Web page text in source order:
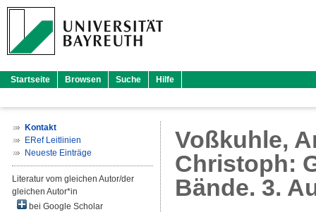
Startseite Browsen Suche Hilfe
Kontakt
ERef Leitlinien
Neueste Einträge
Literatur vom gleichen Autor/der
gleichen Autor*in
bei Google Scholar
Voßkuhle,
Christoph:
Bände. 3.